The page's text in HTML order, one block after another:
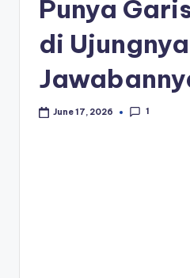
Punya
di
June 17, 2026 1